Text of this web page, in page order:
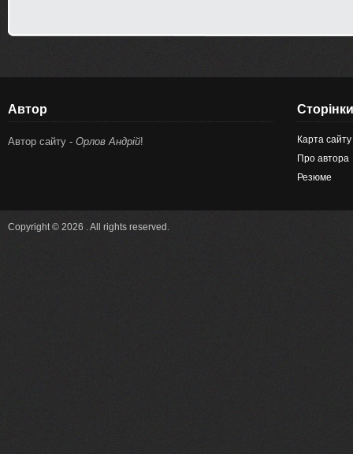
Автор
Автор сайту - Орлов Андрій!
Сторінки
Карта сайту
Про автора
Резюме
Copyright © 2026 . All rights reserved.